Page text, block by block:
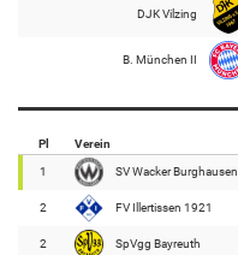
DJK Vilzing
B. München II
Pl Verein
1 SV Wacker Burghausen
2 FV Illertissen 1921
2 SpVgg Bayreuth